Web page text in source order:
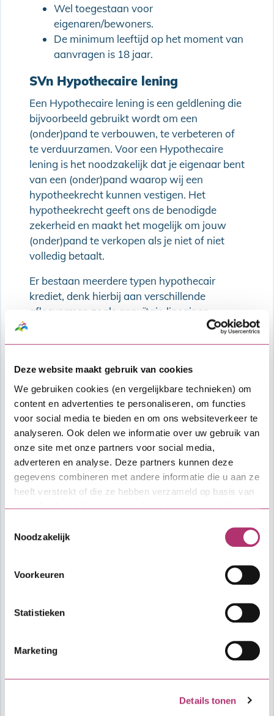
Deze website maakt gebruik van cookies
We gebruiken cookies (en vergelijkbare technieken) om
content en advertenties te personaliseren, om functies
voor social media te bieden en om ons websiteverkeer te
analyseren. Ook delen we informatie over uw gebruik van
onze site met onze partners voor social media,
adverteren en analyse. Deze partners kunnen deze
gegevens combineren met andere informatie die u aan ze
heeft verstrekt of die ze hebben verzameld op basis van
uw gebruik van hun services. Lees meer over cookies in
Noodzakelijk
Voorkeuren
Statistieken
Marketing
Details tonen
Wel toegestaan voor
eigenaren/bewoners.
De minimum leeftijd op het moment van
aanvragen is 18 jaar.
SVn Hypothecaire lening
Een Hypothecaire lening is een geldlening die
bijvoorbeeld gebruikt wordt om een
(onder)pand te verbouwen, te verbeteren of
te verduurzamen. Voor een Hypothecaire
lening is het noodzakelijk dat je eigenaar bent
van een (onder)pand waarop wij een
hypotheekrecht kunnen vestigen. Het
hypotheekrecht geeft ons de benodigde
zekerheid en maakt het mogelijk om jouw
(onder)pand te verkopen als je niet of niet
volledig betaalt.
Er bestaan meerdere typen hypothecair
krediet, denk hierbij aan verschillende
aflosvormen zoals annuïtair, lineair en
met annuïtaire aflossing.
Schematische weergave van een annuïtaire
aflossing:
Bekijk de actueleAlgemene Bepalingen
vergelijkingskaart.